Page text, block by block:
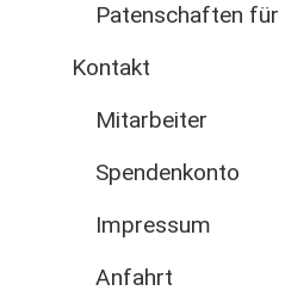
Patenschaften für
Kontakt
Mitarbeiter
Spendenkonto
Impressum
Anfahrt